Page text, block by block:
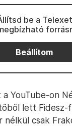
be a Telexet
Beállítom
a YouTube-on
lett Fidesz-
nélkül csak